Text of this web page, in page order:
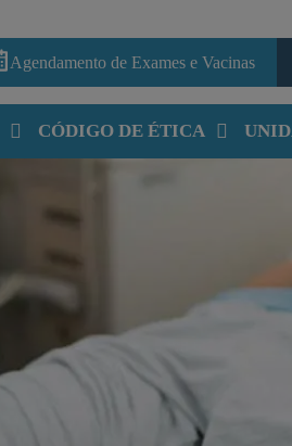
Agendamento de Exames e Vacinas
CÓDIGO DE ÉTICA